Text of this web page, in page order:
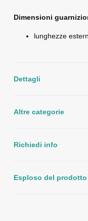
Dimensioni
lunghezze
Dettagli
Altre categorie
Richiedi info
Esploso del prodotto